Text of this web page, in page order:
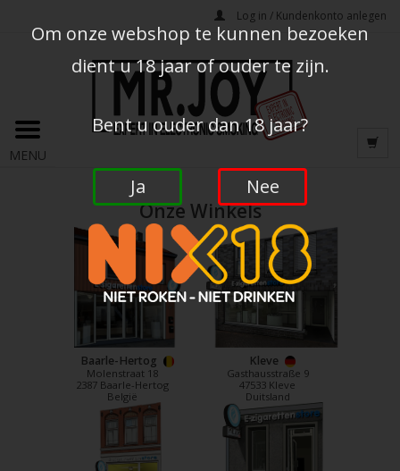
Log in / Kundenkonto anlegen
MENU
Onze Winkels
Baarle-Hertog
Molenstraat 18
2387 Baarle-Hertog
België
Kleve
Gasthausstraße 9
47533 Kleve
Duitsland
Om onze webshop te kunnen bezoeken
dient u 18 jaar of ouder te zijn.
Bent u ouder dan 18 jaar?
Ja Nee